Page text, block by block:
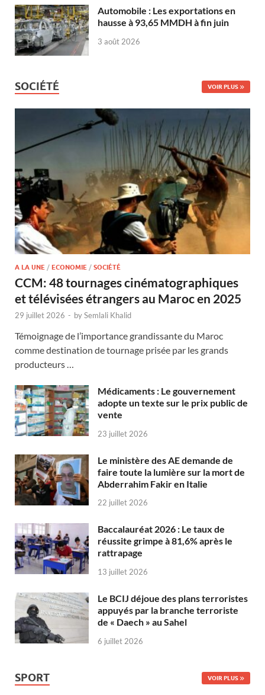
Automobile : Les exportations en
hausse à 93,65 MMDH à fin juin
3 août 2026
SOCIÉTÉ VOIR PLUS
A LA UNE / ECONOMIE / SOCIÉTÉ
CCM: 48 tournages cinématographiques
et télévisées étrangers au Maroc en 2025
29 juillet 2026 - bySemlali Khalid
Témoignage de l’importance grandissante du Maroc
comme destination de tournage prisée par les grands
producteurs …
Médicaments : Le gouvernement
adopte un texte sur le prix public de
vente
23 juillet 2026
Le ministère des AE demande de
faire toute la lumière sur la mort de
Abderrahim Fakir en Italie
22 juillet 2026
Baccalauréat 2026 : Le taux de
réussite grimpe à 81,6% après le
rattrapage
13 juillet 2026
Le BCIJ déjoue des plans terroristes
appuyés par la branche terroriste
de « Daech » au Sahel
6 juillet 2026
SPORT VOIR PLUS